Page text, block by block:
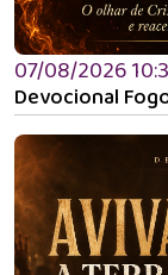
07/08/2026
Devocional